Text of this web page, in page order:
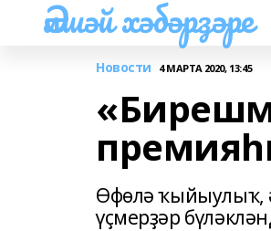
Әлшәй хәбәрҙәре
Новости 4 МАРТА 2020, 13:45
Өфөлә ҡыйыулыҡ,
үҫмерҙәр